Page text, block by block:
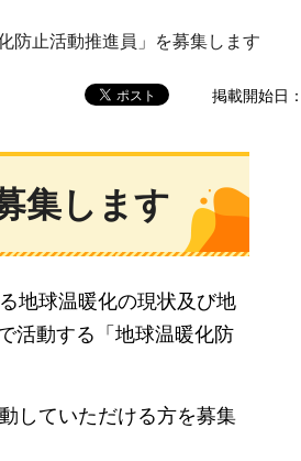
防止活動推進員」を募集します
掲載開始日
集します
地球温暖化の現状及び地
活動する「地球温暖化防
していただける方を募集